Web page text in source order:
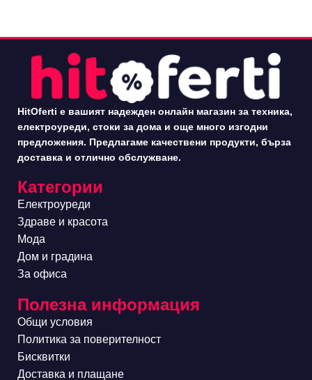
HitOferti е вашият надежден онлайн магазин за техника,
електроуреди, стоки за дома и още много изгодни
предложения. Предлагаме качествени продукти, бърза
доставка и отлично обслужване.
Категории
Електроуреди
Здраве и красота
Мода
Дом и градина
За офиса
Полезна информация
Общи условия
Политика за поверителност
Бисквитки
Доставка и плащане